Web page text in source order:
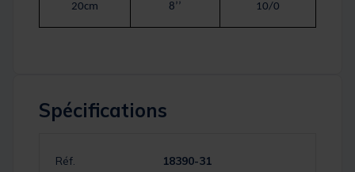
20cm 8’’ 10/0
Spécifications
Réf.
18390-31